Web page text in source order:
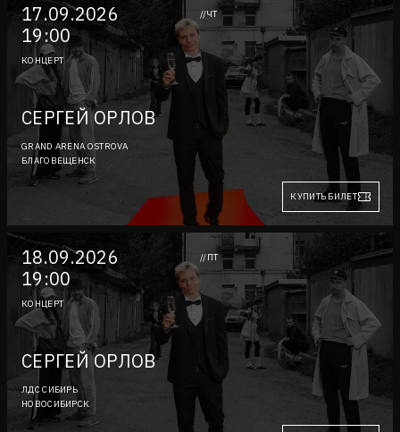
17.09.2026
19:00
//ЧТ
КОНЦЕРТ
СЕРГЕЙ ОРЛОВ
GRAND ARENA OSTROVA
БЛАГОВЕЩЕНСК
КУПИТЬ БИЛЕТ
18.09.2026
19:00
//ПТ
КОНЦЕРТ
СЕРГЕЙ ОРЛОВ
ЛДС СИБИРЬ
НОВОСИБИРСК